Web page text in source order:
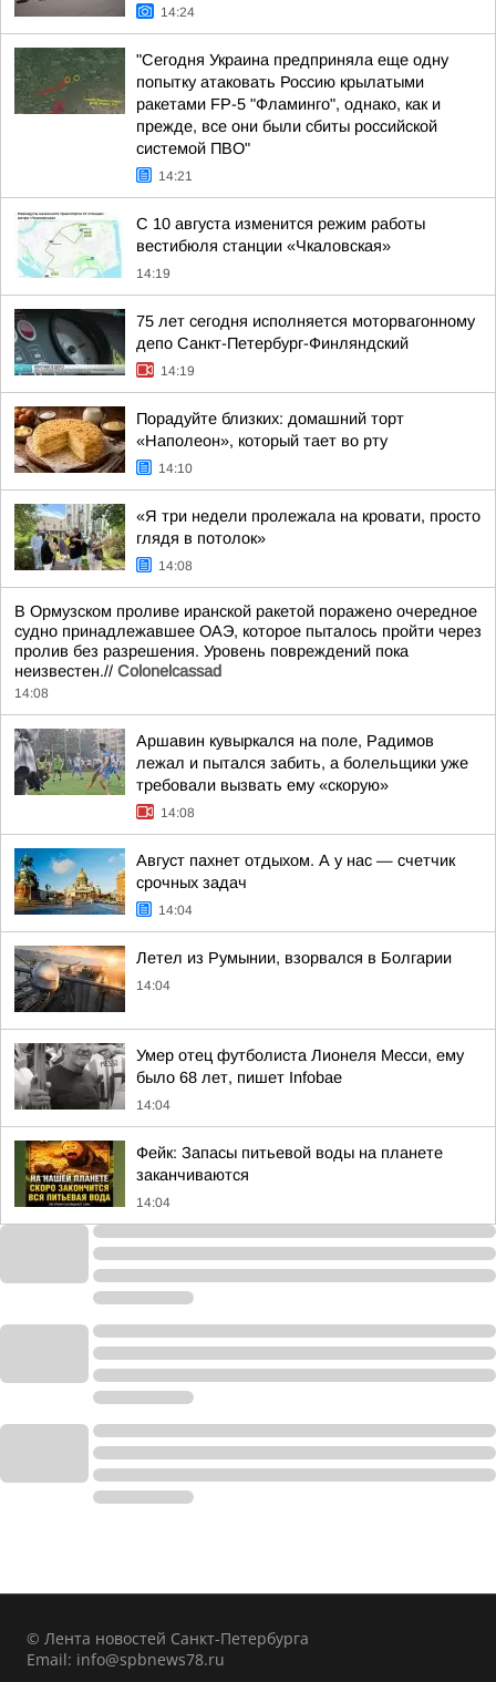
14:24
"Сегодня Украина предприняла еще одну
попытку атаковать Россию крылатыми
ракетами FP-5 "Фламинго", однако, как и
прежде, все они были сбиты российской
системой ПВО"
14:21
С 10 августа изменится режим работы
вестибюля станции «Чкаловская»
14:19
75 лет сегодня исполняется моторвагонному
депо Санкт-Петербург-Финляндский
14:19
Порадуйте близких: домашний торт
«Наполеон», который тает во рту
14:10
«Я три недели пролежала на кровати, просто
глядя в потолок»
14:08
В Ормузском проливе иранской ракетой поражено очередное
судно принадлежавшее ОАЭ, которое пыталось пройти через
пролив без разрешения. Уровень повреждений пока
неизвестен.// Colonelcassad
14:08
Аршавин кувыркался на поле, Радимов
лежал и пытался забить, а болельщики уже
требовали вызвать ему «скорую»
14:08
Август пахнет отдыхом. А у нас — счетчик
срочных задач
14:04
Летел из Румынии, взорвался в Болгарии
14:04
Умер отец футболиста Лионеля Месси, ему
было 68 лет, пишет Infobae
14:04
Фейк: Запасы питьевой воды на планете
заканчиваются
14:04
© Лента новостей Санкт-Петербурга
Email: info@spbnews78.ru